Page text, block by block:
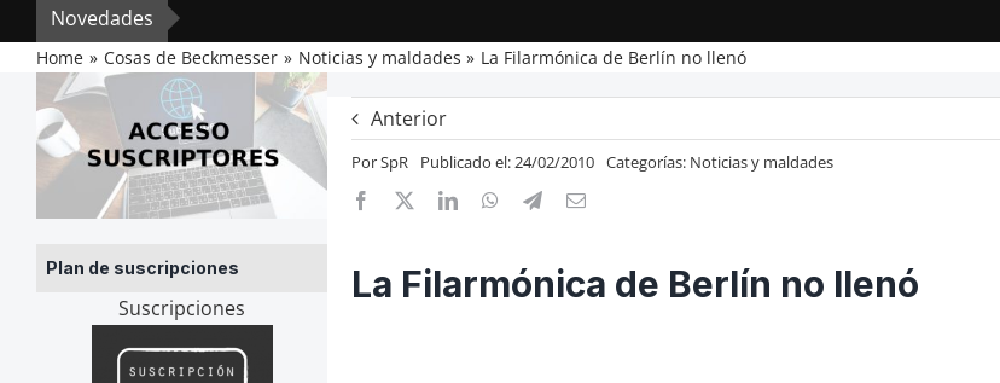
Novedades
Home Cosas de Beckmesser Noticias y maldades La Filarmónica de Berlín no llenó
Plan de suscripciones
Suscripciones
Anterior
PorSpR Publicado el: 24/02/2010 Categorías: Noticias y maldades
La Filarmónica de Berlín no llenó